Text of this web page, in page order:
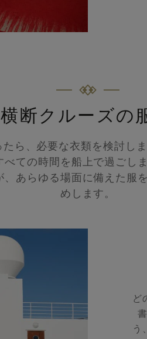
断クルーズの
ら、必要な衣類を検討し
べての時間を船上で過ごし
、あらゆる場面に備えた服
めします。
ど
う